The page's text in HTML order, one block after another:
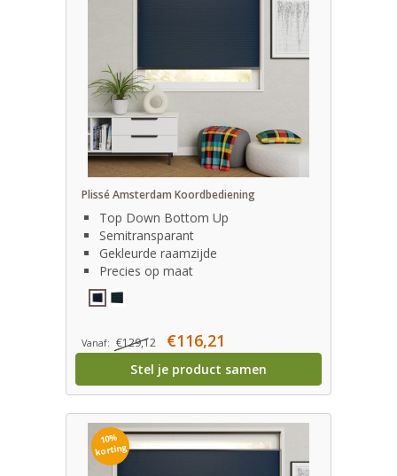
Plissé Amsterdam Koordbediening
Top Down Bottom Up
Semitransparant
Gekleurde raamzijde
Precies op maat
Vanaf: €129,12 €116,21
Stel je product samen
10%
korting